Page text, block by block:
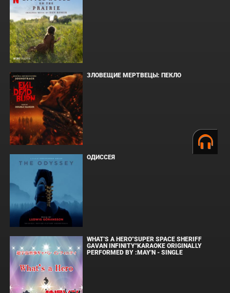
ЗЛОВЕЩИЕ МЕРТВЕЦЫ: ПЕКЛО
ОДИССЕЯ
WHAT'S A HERO"SUPER SPACE SHERIFF
GAVAN INFINITY"KARAOKE ORIGINALLY
PERFORMED BY :MAY'N - SINGLE